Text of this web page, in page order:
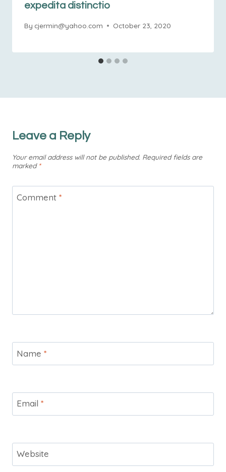
expedita distinctio
By cjermin@yahoo.com October 23, 2020
Leave a Reply
Your email address will not be published. Required fields are
marked *
Comment *
Name *
Email *
Website